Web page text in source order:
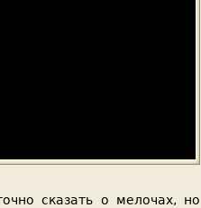
сказать о мелочах, но